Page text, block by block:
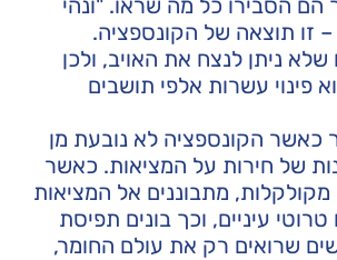
– זו תוצאה של הקונספציה.
שלא ניתן לנצח את האויב, ולכן
פינוי עשרות אלפי תושבים
כאשר הקונספציה לא נובעת מן
של חירות על המציאות. כאשר
מקולקלות, מתבוננים אל המציאות
עיניים, וכך בונים תפיסת
שרואים רק את עולם החומר,